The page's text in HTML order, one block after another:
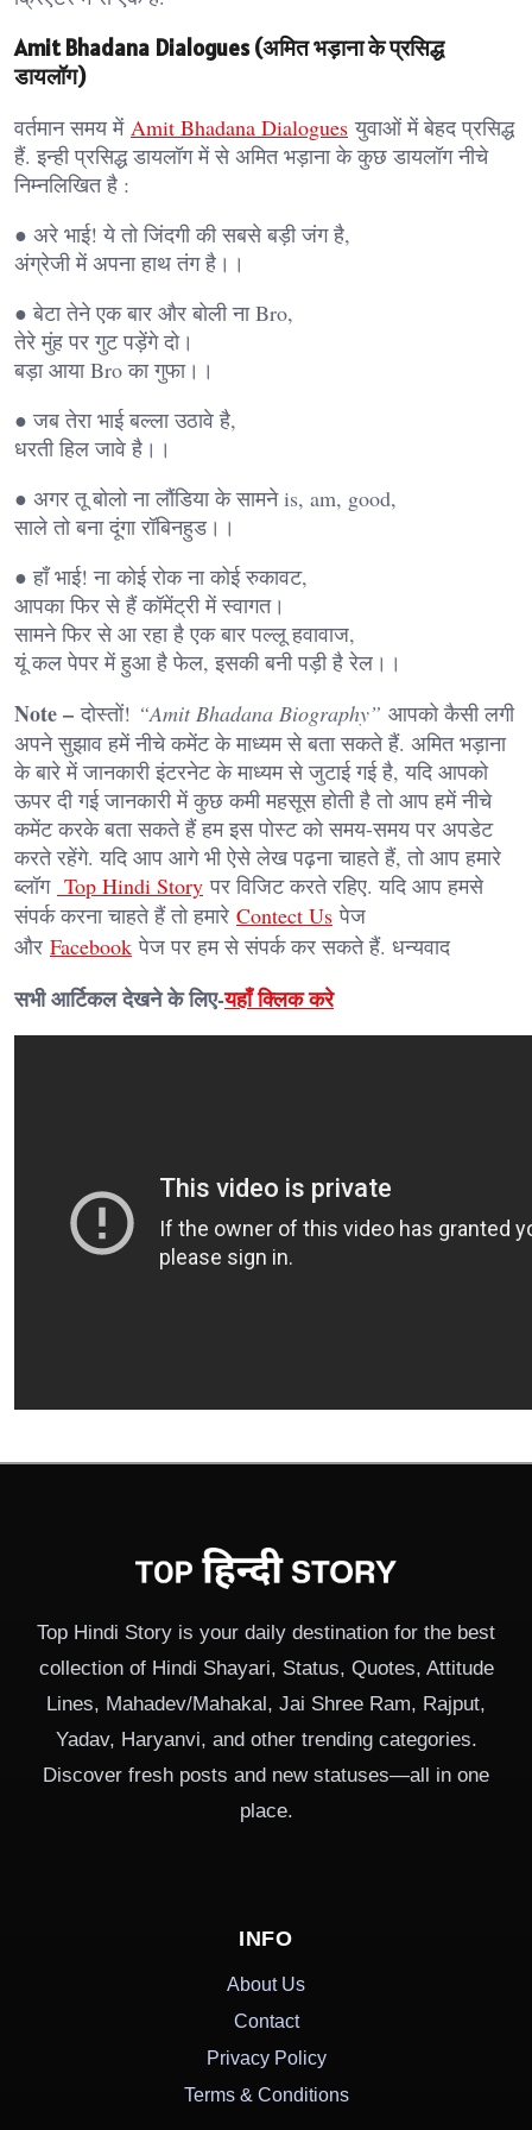
Amit Bhadana Dialogues (अमित भड़ाना के प्रसिद्ध
डायलॉग)
वर्तमान समय में Amit Bhadana Dialogues युवाओं में बेहद प्रसिद्ध
हैं. इन्ही प्रसिद्ध डायलॉग में से अमित भड़ाना के कुछ डायलॉग नीचे
निम्नलिखित है :
● अरे भाई! ये तो जिंदगी की सबसे बड़ी जंग है,
अंग्रेजी में अपना हाथ तंग है।।
● बेटा तेने एक बार और बोली ना Bro,
तेरे मुंह पर गुट पड़ेंगे दो।
बड़ा आया Bro का गुफा।।
● जब तेरा भाई बल्ला उठावे है,
धरती हिल जावे है।।
● अगर तू बोलो ना लौंडिया के सामने is, am, good,
साले तो बना दूंगा रॉबिनहुड।।
● हाँ भाई! ना कोई रोक ना कोई रुकावट,
आपका फिर से हैं कॉमेंट्री में स्वागत।
सामने फिर से आ रहा है एक बार पल्लू हवावाज,
यूं कल पेपर में हुआ है फेल, इसकी बनी पड़ी है रेल।।
Note – दोस्तों! “Amit Bhadana Biography” आपको कैसी लगी
अपने सुझाव हमें नीचे कमेंट के माध्यम से बता सकते हैं. अमित भड़ाना
के बारे में जानकारी इंटरनेट के माध्यम से जुटाई गई है, यदि आपको
ऊपर दी गई जानकारी में कुछ कमी महसूस होती है तो आप हमें नीचे
कमेंट करके बता सकते हैं हम इस पोस्ट को समय-समय पर अपडेट
करते रहेंगे. यदि आप आगे भी ऐसे लेख पढ़ना चाहते हैं, तो आप हमारे
ब्लॉग Top Hindi Story पर विजिट करते रहिए. यदि आप हमसे
संपर्क करना चाहते हैं तो हमारे Contect Us पेज
और Facebook पेज पर हम से संपर्क कर सकते हैं. धन्यवाद
सभी आर्टिकल देखने के लिए-यहाँ क्लिक करे
Top Hindi Story is your daily destination for the best
collection of Hindi Shayari, Status, Quotes, Attitude
Lines, Mahadev/Mahakal, Jai Shree Ram, Rajput,
Yadav, Haryanvi, and other trending categories.
Discover fresh posts and new statuses—all in one
place.
INFO
About Us
Contact
Privacy Policy
Terms & Conditions